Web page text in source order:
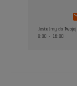
Jesteśmy do
8:00 - 16:00